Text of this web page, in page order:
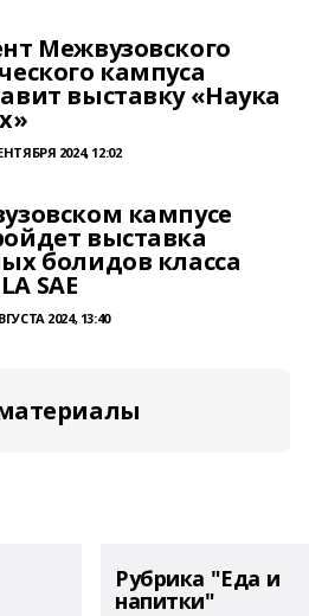
Межвузовского
кампуса
выставку «Наука
2024, 12:02
кампусе
выставка
болидов класса
SAE
2024, 13:40
Рубрика "Еда и
напитки"